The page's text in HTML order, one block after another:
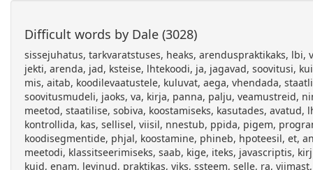
Difficult words by Dale (3028)
sissejuhatus, tarkvaratstuses, heaks, arenduspraktikaks, lbi, viia, korrapraseid, koodilevaatuseid, koodilevaatuse, kigus, loevad, pro, jekti, arenda, jad, ksteise, lhtekoodi, ja, jagavad, soovitusi, kuidas, seda, paremaks, muuta, lisaks, kasutatakse, ka, staatilist, analsi, mis, aitab, koodilevaatustele, kuluvat, aega, vhendada, staatlise, koodianalsi, triista, loomine, aga, kallis, sest, vastava, soovitusmudeli, jaoks, va, kirja, panna, palju, veamustreid, ning, programmeerimiskeelte, erinevad, esoleva, eesmrgiks, luua, meetod, staatilise, sobiva, koostamiseks, kasutades, avatud, lhtekoodiga, jektides, esinevaid, sarnaseid, koodisegmente, samuti, kontrollida, kas, sellisel, viisil, nnestub, ppida, pigem, programmeerimise, praktikaid, mida, saaks, kasuta, jale, soovitada, sarnaste, koodisegmentide, phjal, koostamine, phineb, hpoteesil, et, analsitavates, esineb, sagedamini, mustreid, kui, halbu, luues, efektiivse, meetodi, klassitseerimiseks, saab, kige, iteks, javascriptis, kirjutatud, programmis, muutujate, vrdlemiseks, kasutatud, operaatorit, kuid, enam, levinud, praktikas, viks, ssteem, selle, ra, viimast, kuna, treeningandmeteks, kasutatavad, jektid, sisaldavad, paljude, erinevate, arendajate, poolt, koodi, oluline, sarnasuse, hindamisel, oleks, arvestatud, programmeerimisstiilide, praktikatega, sama, vimalik, mitut, moodi, kirjeldatakse, ts, analsiprotsessi, mille, tlgitakse, lhtekood, lihtsasse, vahekeelde, vimaldatakse, liikumist, lubatud, konteksti, piires, selliselt, toimiva, analsaatori, mitte, ainult, ei, vhenda, jate, td, vaid, jab, tee, mitmetele, uutele, vimalustele, analsis, esiteks, vib, automatiseeritud, protsess, tuvastada, inimene, taipaks, kirjeldada, teiseks, vimaldab, triistu, tiendavad, ennast, jooksul, niteks, migreerivad, iga, analsimiseks, saadetud, faili, soovitusmudelisse, juurde, peatkis, vaadeldakse, erinevaid, koodikloonide, klassikatsioone, deneeritakse, nuded, nende, tuvastamise, tehnikale, tutvustatakse, enamlevinud, tehnikaid, ttavad, ksitletakse, tvoogu, tuvastamiseks, abstraktse, koodipuu, struktuur, meetodit, hindamiseks, arvestab, liikumisega, rakenduse, kasutamist, antakse, levaade, tulemustest, koodikloonid, kopeerimine, mugandamine, praktika, sel, tekivad, sarnased, koodiligud, nimetatakse, kloonideks, enamasti, teadlikud, oma, olevatest, kloonidest, programmi, arhitektuuris, olulisel, kohal, nikord, vivad, tekkida, kloonid, olemasolust, vi, unustanud, sellised, potensiaalseks, ohuallikaks, teeb, hiljem, muudatuse, klooni, isendi, juures, teises, kohas, muutmata, jda, vltimiseks, peaksid, kik, kavatsuslikud, olema, dokumenteeritud, uuringud, nitavad, tehakse, harva, tahtmatute, unustatud, leidmiseks, loodud, mitmeid, meetodeid, neil, teistes, valdkondades, nagu, plagiarismi, tuvastamisel, intellektuaalse, omandi, kaitses, staatilises, millest, vaatleme, kesolevas, klassikatsioon, jagatakse, formaalselt, kolme, klassi, tekstilised, koopiad, formaadi, kommentaaride, thimrkide, poolest, erineda, parameetrite, nimede, omavad, thendust, lausete, asukohad, olla, vahe, tuses, lauseid, lisatud, eemaldatud, triistad, peavad, tuvastama, vhemalt, tp, kloone, ks, hele, kopeerimist, tuleb, ette, seevastu, plagiaadi, piisab, sageli, esimest, tpi, kloonide, leidmisest, kolmandat, kloonipaar, koguni, kahe, erineva, inimese, lahendus, lesande, seetttu, kasutada, selleks, vlja, selgitada, milliseid, algoritme, kasutasid, tudengid, lahendamiseks, kuigi, ldjoontes, jagada, kolmeks, teksti, lekseemiphised, tehnikad, tuvastavad, ntaksiphised, semantikaphised, kiki, kasutavad, kombinatsiooni, mitmest, lhenemisest, koschke, sntaktilise, suksipuu, syntax, sux, algoritmis, kombineerinud, lekseemija, sntaksiphine, lhenemine, rakendamine, kasulikuks, triistaks, arendusprotsessi, mistmisel, teadlikult, kopeerib, kirjutab, sarnast, siis, ta, ldjuhul, laiskusest, kaalutletud, disainiotsusena, kopeeritud, kood, muutmist, uues, tle, yun, lin, teised, loonud, kontseptuaalse, ccdemon, jat, kopeerimisel, soovitades, talle, vimalikke, muudatusi, muudatusettepanekute, tegemiseks, otsib, triist, muudetava, koodiga, koodikloone, soovitab, muudatusettepanekutena, kloonides, sntaktilisi, erinevuseid, osutus, suutis, juhtudest, paljud, internetiphised, otsingumootorid, searchcode, sisestatud, lhtekoodile, teistest, koodifailidest, tulemuseks, kuvatakse, segmenti, koodifailid, milles, kattuvad, vtmesnad, vrvitud, saadud, otsingu, tulemusi, edukalt, korrigeerimiseks, intuitiivne, peab, ise, otsingutulemused, vaatama, sobivust, hindama,